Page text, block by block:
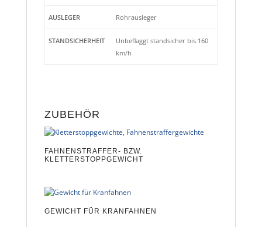
AUSLEGER Rohrausleger
STANDSICHERHEIT
Unbeflaggt standsicher bis 160
km/h
ZUBEHÖR
FAHNENSTRAFFER- BZW.
KLETTERSTOPPGEWICHT
GEWICHT FÜR KRANFAHNEN